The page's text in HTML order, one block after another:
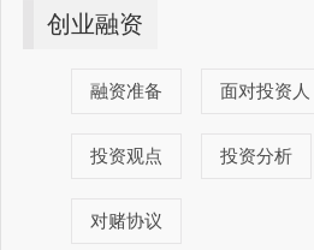
创业融资
融资准备 面对投资人
投资观点 投资分析
对赌协议